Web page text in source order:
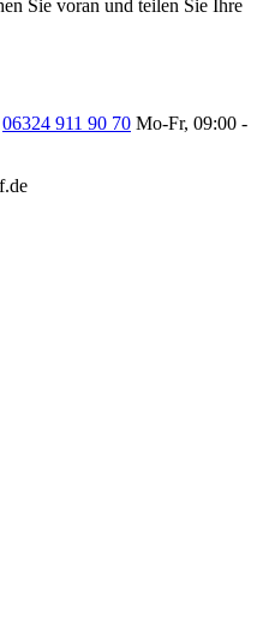
Sie voran und teilen Sie Ihre
06324 911 90 70 Mo-Fr, 09:00 -